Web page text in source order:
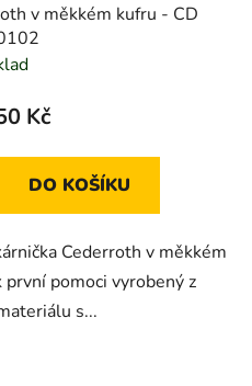
v měkkém kufru - CD
Kč
DO KOŠÍKU
Cederroth v měkkém
pomoci vyrobený z
s...